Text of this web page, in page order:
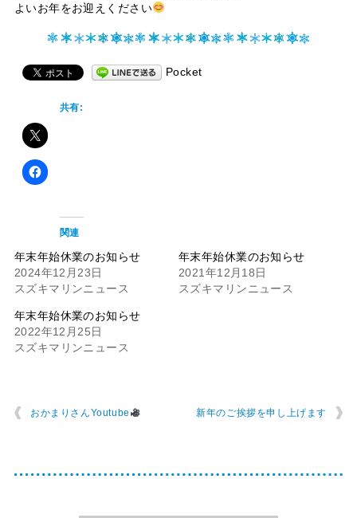
よいお年をお迎えください
Pocket
共有:
関連
年末年始休業のお知らせ
2024年12月23日
スズキマリンニュース
年末年始休業のお知らせ
2021年12月18日
スズキマリンニュース
年末年始休業のお知らせ
2022年12月25日
スズキマリンニュース
おかまりさんYoutube 新年のご挨拶を申し上げます